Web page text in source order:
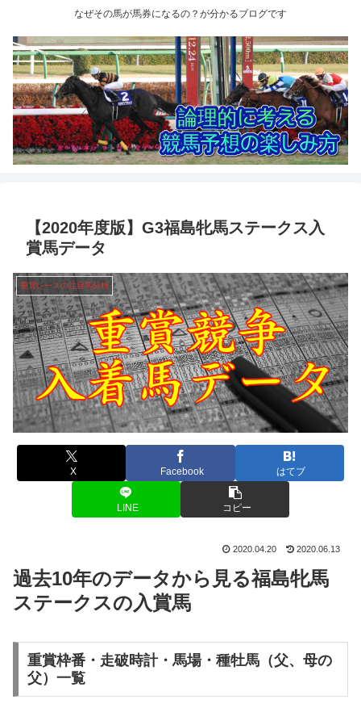
なぜその馬が馬券になるの？が分かるブログです
【2020年度版】G3福島牝馬ステークス入
賞馬データ
重賞レースの注目馬分析
X Facebook はてブ
LINE コピー
2020.04.20 2020.06.13
過去10年のデータから見る福島牝馬
ステークスの入賞馬
重賞枠番・走破時計・馬場・種牡馬（父、母の
父）一覧